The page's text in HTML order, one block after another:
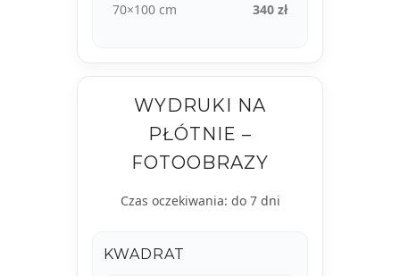
70×100 cm 340 zł
WYDRUKI NA
PŁÓTNIE –
FOTOOBRAZY
Czas oczekiwania: do 7 dni
KWADRAT